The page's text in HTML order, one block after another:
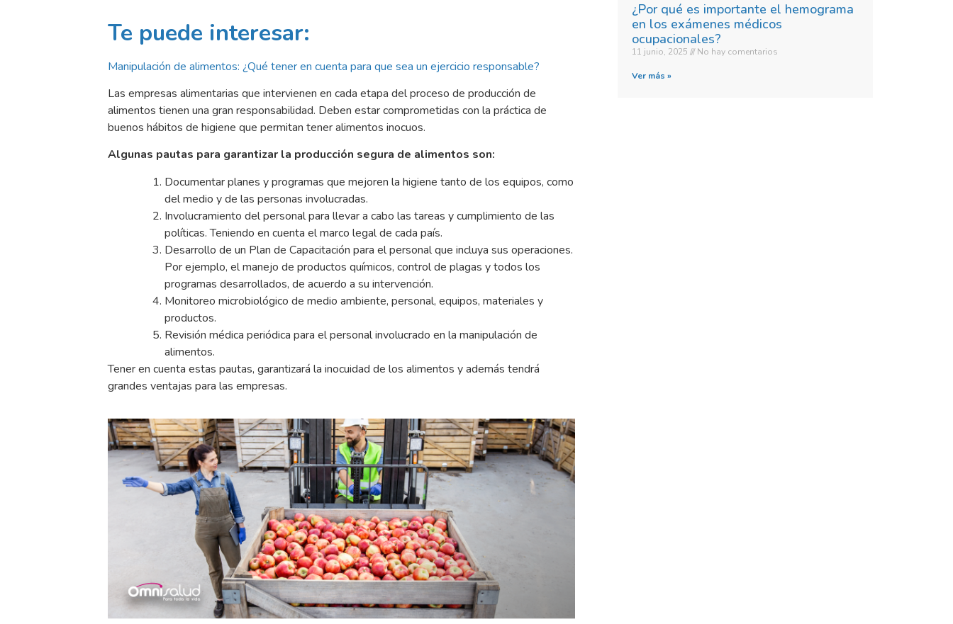
Te puede interesar:
Manipulación de alimentos: ¿Qué tener en cuenta para que sea un ejercicio responsable?
Las empresas alimentarias que intervienen en cada etapa del proceso de producción de
alimentos tienen una gran responsabilidad. Deben estar comprometidas con la práctica de
buenos hábitos de higiene que permitan tener alimentos inocuos.
Algunas pautas para garantizar la producción segura de alimentos son:
Documentar planes y programas que mejoren la higiene tanto de los equipos, como
del medio y de las personas involucradas.
Involucramiento del personal para llevar a cabo las tareas y cumplimiento de las
políticas. Teniendo en cuenta el marco legal de cada país.
Desarrollo de un Plan de Capacitación para el personal que incluya sus operaciones.
Por ejemplo, el manejo de productos químicos, control de plagas y todos los
programas desarrollados, de acuerdo a su intervención.
Monitoreo microbiológico de medio ambiente, personal, equipos, materiales y
productos.
Revisión médica periódica para el personal involucrado en la manipulación de
alimentos.
Tener en cuenta estas pautas, garantizará la inocuidad de los alimentos y además tendrá
grandes ventajas para las empresas.
¿Por qué es importante el hemograma
en los exámenes médicos
ocupacionales?
11 junio, 2025 No hay comentarios
Ver más »